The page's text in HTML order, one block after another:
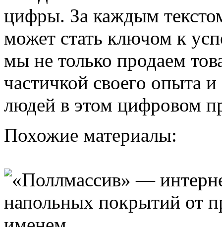
цифры. За каждым
может стать ключом к
мы не только продаем
частичкой своего опыта
людей в этом цифровом
Похожие материалы: